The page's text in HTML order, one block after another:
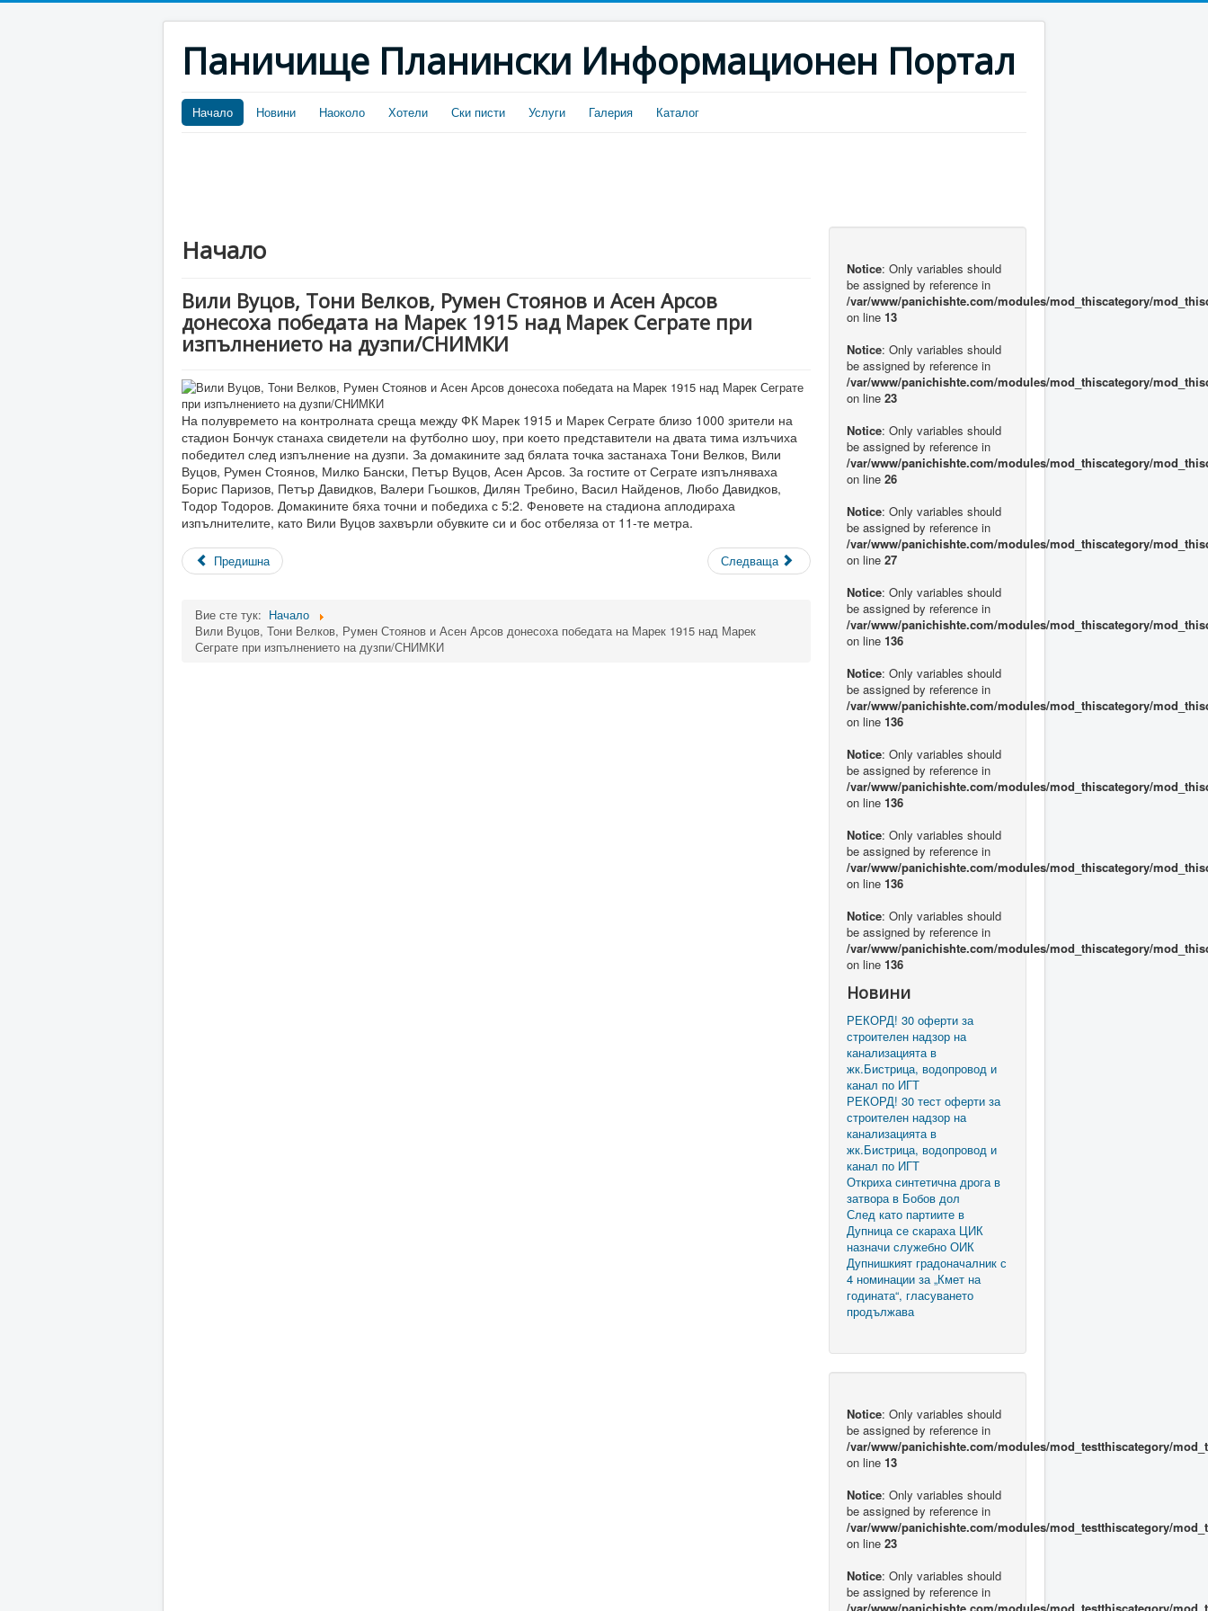
Паничище Планински Информационен Портал
Начало Новини Наоколо Хотели Ски писти Услуги Галерия Каталог
Начало
Вили Вуцов, Тони Велков, Румен Стоянов и Асен Арсов
донесоха победата на Марек 1915 над Марек Сеграте при
изпълнението на дузпи/СНИМКИ
На полувремето на контролната среща между ФК Марек 1915 и Марек Сеграте близо 1000 зрители на
стадион Бончук станаха свидетели на футболно шоу, при което представители на двата тима излъчиха
победител след изпълнение на дузпи. За домакините зад бялата точка застанаха Тони Велков, Вили
Вуцов, Румен Стоянов, Милко Бански, Петър Вуцов, Асен Арсов. За гостите от Сеграте изпълняваха
Борис Паризов, Петър Давидков, Валери Гьошков, Дилян Требино, Васил Найденов, Любо Давидков,
Тодор Тодоров. Домакините бяха точни и победиха с 5:2. Феновете на стадиона аплодираха
изпълнителите, като Вили Вуцов захвърли обувките си и бос отбеляза от 11-те метра.
Предишна Следваща
Вие сте тук: Начало
Вили Вуцов, Тони Велков, Румен Стоянов и Асен Арсов донесоха победата на Марек 1915 над Марек
Сеграте при изпълнението на дузпи/СНИМКИ
Notice: Only variables should
be assigned by reference in
/var/www/panichishte.com/modules/mod_thiscategory/
on line 13
Notice: Only variables should
be assigned by reference in
/var/www/panichishte.com/modules/mod_thiscategory/
on line 23
Notice: Only variables should
be assigned by reference in
/var/www/panichishte.com/modules/mod_thiscategory/
on line 26
Notice: Only variables should
be assigned by reference in
/var/www/panichishte.com/modules/mod_thiscategory/
on line 27
Notice: Only variables should
be assigned by reference in
/var/www/panichishte.com/modules/mod_thiscategory/
on line 136
Notice: Only variables should
be assigned by reference in
/var/www/panichishte.com/modules/mod_thiscategory/
on line 136
Notice: Only variables should
be assigned by reference in
/var/www/panichishte.com/modules/mod_thiscategory/
on line 136
Notice: Only variables should
be assigned by reference in
/var/www/panichishte.com/modules/mod_thiscategory/
on line 136
Notice: Only variables should
be assigned by reference in
/var/www/panichishte.com/modules/mod_thiscategory/
on line 136
Новини
РЕКОРД! 30 оферти за
строителен надзор на
канализацията в
жк.Бистрица, водопровод и
канал по ИГТ
РЕКОРД! 30 тест оферти за
строителен надзор на
канализацията в
жк.Бистрица, водопровод и
канал по ИГТ
Откриха синтетична дрога в
затвора в Бобов дол
След като партиите в
Дупница се скараха ЦИК
назначи служебно ОИК
Дупнишкият градоначалник с
4 номинации за „Кмет на
годината“, гласуването
продължава
Notice: Only variables should
be assigned by reference in
/var/www/panichishte.com/modules/mod_testthiscategory/
on line 13
Notice: Only variables should
be assigned by reference in
/var/www/panichishte.com/modules/mod_testthiscategory/
on line 23
Notice: Only variables should
be assigned by reference in